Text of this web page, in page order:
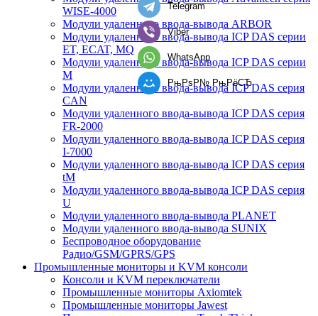
WISE-4000
Модули удаленного ввода-вывода ARBOR
Модули удаленного ввода-вывода ICP DAS серии
ET, ECAT, MQ
Модули удаленного ввода-вывода ICP DAS серии
M
Модули удаленного ввода-вывода ICP DAS серия
CAN
Модули удаленного ввода-вывода ICP DAS серия
FR-2000
Модули удаленного ввода-вывода ICP DAS серия
I-7000
Модули удаленного ввода-вывода ICP DAS серия
tM
Модули удаленного ввода-вывода ICP DAS серия
U
Модули удаленного ввода-вывода PLANET
Модули удаленного ввода-вывода SUNIX
Беспроводное оборудование
Радио/GSM/GPRS/GPS
Промышленные мониторы и KVM консоли
Консоли и KVM переключатели
Промышленные мониторы Axiomtek
Промышленные мониторы Jawest
Telegram
Viber
WhatsApp
РњРѕР№ РњРёСЂ